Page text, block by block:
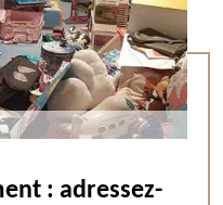
: adressez-